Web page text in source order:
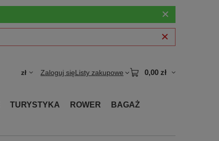
zł Zaloguj sięListy zakupowe 0,00 zł
TURYSTYKA ROWER
BAGAŻ